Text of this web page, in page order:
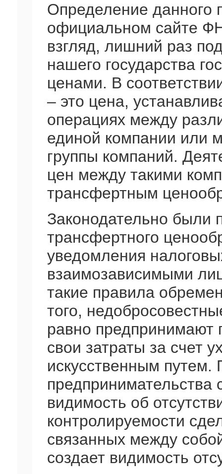
Определение данного
официальном сайте
взгляд, лишний раз
нашего государства
ценами. В
– это цена,
операциях между
единой компании или
группы компаний.
цен между такими
трансфертным
Законодательно были
трансфертного
уведомления
взаимозависимыми
такие правила
того,
равно предпринимают
свои затраты за счет
искусственным путем.
предпринимательства
видимость об
контролируемости
связанных между
создает видимость